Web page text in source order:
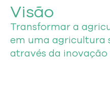
Visão
Transformar a
em uma agricultura
através da inovação